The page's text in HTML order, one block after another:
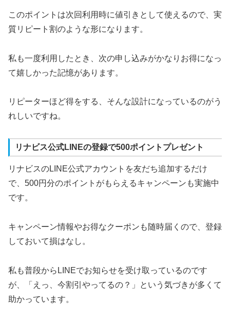
このポイントは次回利用時に値引きとして使えるので、実
質リピート割のような形になります。
私も一度利用したとき、次の申し込みがかなりお得になっ
て嬉しかった記憶があります。
リピーターほど得をする、そんな設計になっているのがう
れしいですね。
リナビス公式LINEの登録で500ポイントプレゼント
リナビスのLINE公式アカウントを友だち追加するだけ
で、500円分のポイントがもらえるキャンペーンも実施中
です。
キャンペーン情報やお得なクーポンも随時届くので、登録
しておいて損はなし。
私も普段からLINEでお知らせを受け取っているのです
が、「えっ、今割引やってるの？」という気づきが多くて
助かっています。